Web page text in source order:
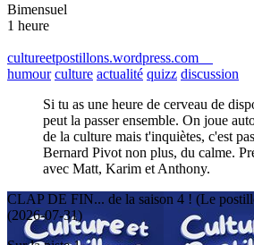
Bimensuel
1 heure
cultureetpostillons.wordpress.com
humour culture actualité quizz discussion
Si tu as une heure de cerveau de
peut la passer ensemble. On joue
de la culture mais t'inquiètes, c'est
Bernard Pivot non plus, du calme.
avec Matt, Karim et Anthony.
CLAP DE FIN... de la saison 4 ! (Le
(2026-07-31)